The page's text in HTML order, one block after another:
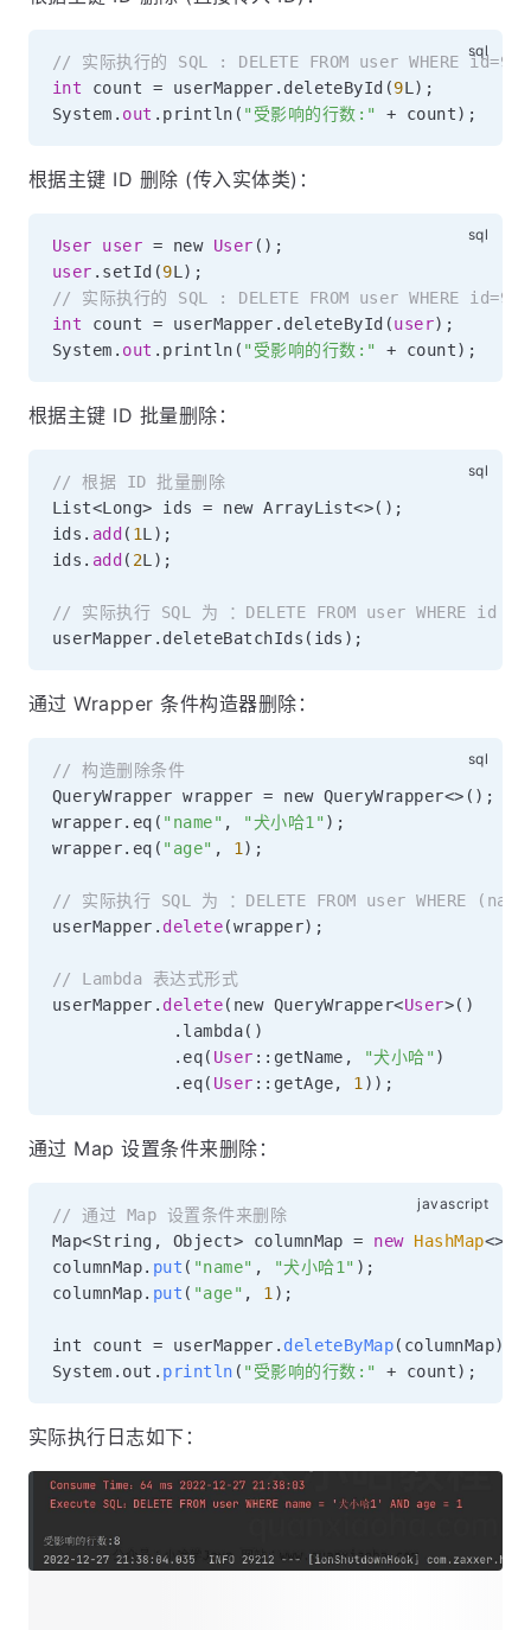
// 实际执行的 SQL : DELETE FROM user WHERE id=9
int count = userMapper . deleteById (9L ) ;
System . out . println ( "受影响的行数:" + count) ;
根据主键 ID 删除 (传入实体类)：
User user = new User ( ) ;
user . setId (9L ) ;
// 实际执行的 SQL : DELETE FROM user WHERE id=9
int count = userMapper . deleteById (user) ;
System . out . println ( "受影响的行数:" + count) ;
根据主键 ID 批量删除：
// 根据 ID 批量删除
List<Long> ids = new ArrayList<>( ) ;
ids . add ( 1L ) ;
ids . add ( 2L ) ;
// 实际执行 SQL 为 ：DELETE FROM user WHERE
userMapper . deleteBatchIds ( ids ) ;
通过 Wrapper 条件构造器删除：
// 构造删除条件
QueryWrapper wrapper = new QueryWrapper<> ( ) ;
wrapper. eq ( "name" , "犬小哈1" ) ;
wrapper. eq ( "age" , 1 ) ;
// 实际执行 SQL 为 ：DELETE FROM user WHERE
userMapper . delete(wrapper) ;
// Lambda 表达式形式
userMapper . delete( new QueryWrapper<User>( )
. lambda( )
. eq( User ::getName , "犬小哈" )
. eq( User ::getAge, 1 ) ) ;
通过 Map 设置条件来删除：
// 通过 Map 设置条件来删除
Map<String , Object> columnMap = new HashMap<>
columnMap. put ( "name" , "犬小哈1" ) ;
columnMap. put ( "age" , 1 ) ;
int count = userMapper . deleteByMap( columnMap)
System . out . println ( "受影响的行数:" + count) ;
实际执行日志如下：